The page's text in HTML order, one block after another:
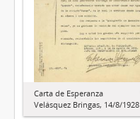
Carta de Esperanza
Velásquez Bringas, 14/8/1928